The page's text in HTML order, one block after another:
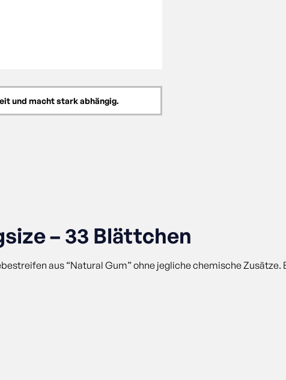
und macht stark abhängig.
– 33 Blättchen
aus “Natural Gum” ohne jegliche chemische